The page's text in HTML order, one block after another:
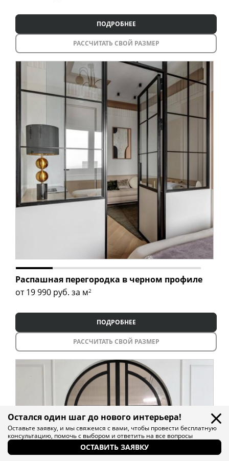
ПОДРОБНЕЕ
РАССЧИТАТЬ СВОЙ РАЗМЕР
Распашная перегородка в черном профиле
от 19 990 руб. за м2
ПОДРОБНЕЕ
РАССЧИТАТЬ СВОЙ РАЗМЕР
Остался один шаг до нового интерьера!
Оставьте заявку, и мы свяжемся с вами, чтобы провести бесплатную
консультацию, помочь с выбором и ответить на все вопросы
ОСТАВИТЬ ЗАЯВКУ